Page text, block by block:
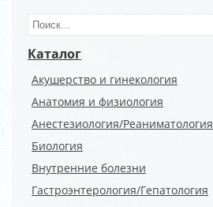
Каталог
Акушерство и гинекология
Анатомия и физиология
Анестезиология/Реаниматология
Биология
Внутренние болезни
Гастроэнтерология/Гепатология